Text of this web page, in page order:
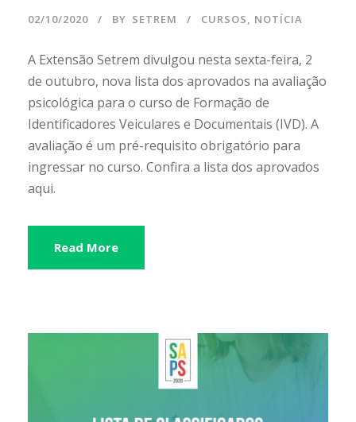
02/10/2020 BY SETREM CURSOS, NOTÍCIA
A Extensão Setrem divulgou nesta sexta-feira, 2
de outubro, nova lista dos aprovados na avaliação
psicológica para o curso de Formação de
Identificadores Veiculares e Documentais (IVD). A
avaliação é um pré-requisito obrigatório para
ingressar no curso. Confira a lista dos aprovados
aqui.
Read More